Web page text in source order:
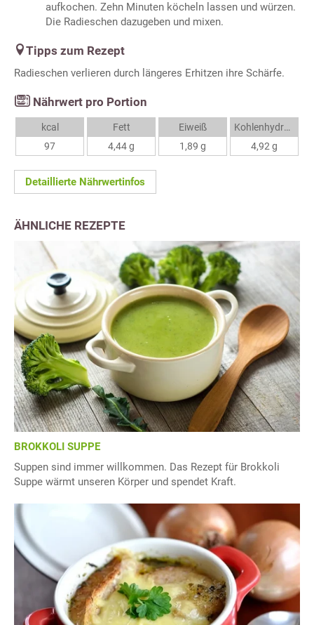
aufkochen. Zehn Minuten köcheln lassen und würzen.
Die Radieschen dazugeben und mixen.
Tipps zum Rezept
Radieschen verlieren durch längeres Erhitzen ihre Schärfe.
Nährwert pro Portion
kcal
97
Fett
4,44 g
Eiweiß
1,89 g
Kohlenhydrate
4,92 g
Detaillierte Nährwertinfos
ÄHNLICHE REZEPTE
BROKKOLI SUPPE
Suppen sind immer willkommen. Das Rezept für Brokkoli
Suppe wärmt unseren Körper und spendet Kraft.